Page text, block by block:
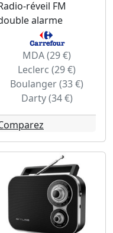
réveil FM
alarme
MDA (29 €)
Leclerc (29 €)
Boulanger (33 €)
Darty (34 €)